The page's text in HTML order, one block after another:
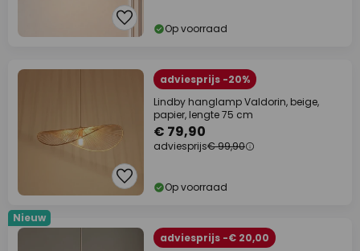
Op voorraad
adviesprijs -20%
Lindby hanglamp Valdorin, beige,
papier, lengte 75 cm
€ 79,90
adviesprijs€ 99,90
Op voorraad
Nieuw
adviesprijs -€ 20,00